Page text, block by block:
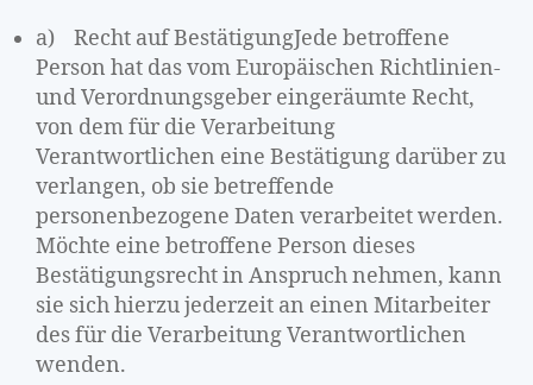
a) Recht auf BestätigungJede betroffene
Person hat das vom Europäischen Richtlinien-
und Verordnungsgeber eingeräumte Recht,
von dem für die Verarbeitung
Verantwortlichen eine Bestätigung darüber zu
verlangen, ob sie betreffende
personenbezogene Daten verarbeitet werden.
Möchte eine betroffene Person dieses
Bestätigungsrecht in Anspruch nehmen, kann
sie sich hierzu jederzeit an einen Mitarbeiter
des für die Verarbeitung Verantwortlichen
wenden.